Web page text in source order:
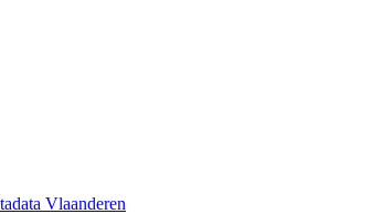
Vlaanderen